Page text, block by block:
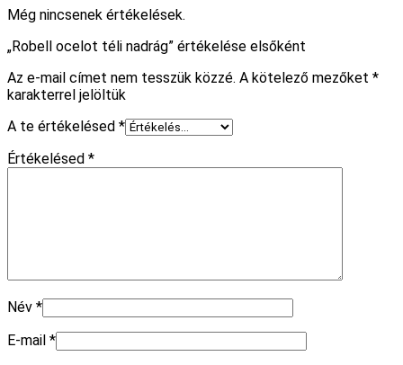
Még nincsenek értékelések.
„Robell ocelot téli nadrág” értékelése elsőként
Az e-mail címet nem tesszük közzé. A kötelező mezőket *
karakterrel jelöltük
A te értékelésed *
Értékelésed *
Név *
E-mail *